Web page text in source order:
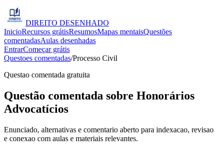
DIREITO DESENHADO
InicioRecursos grátisResumosMapas mentaisQuestões
comentadasAulas desenhadas
EntrarComeçar grátis
Questoes comentadas/Processo Civil
Questao comentada gratuita
Questão comentada sobre Honorários
Advocatícios
Enunciado, alternativas e comentario aberto para indexacao, revisao
e conexao com aulas e materiais relevantes.